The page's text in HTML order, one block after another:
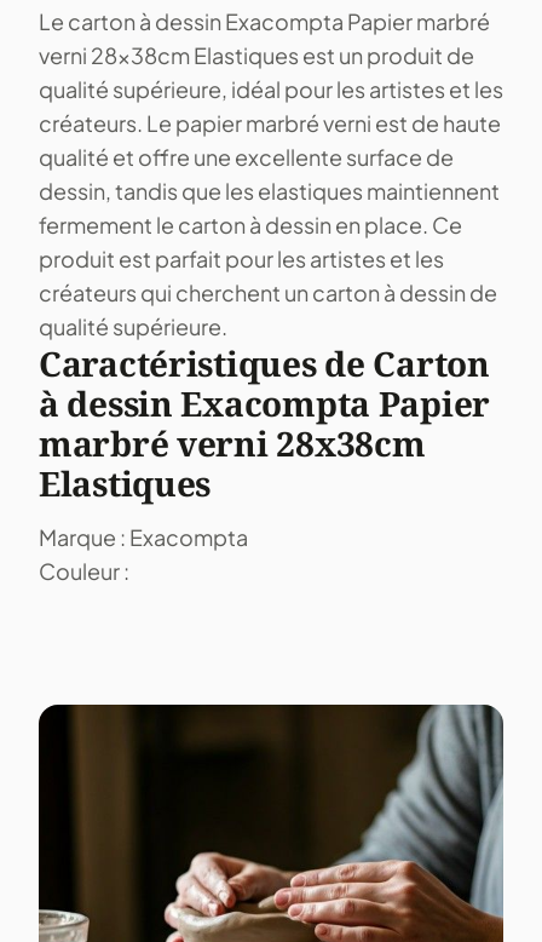
Le carton à dessin Exacompta Papier marbré
verni 28x38cm Elastiques est un produit de
qualité supérieure, idéal pour les artistes et les
créateurs. Le papier marbré verni est de haute
qualité et offre une excellente surface de
dessin, tandis que les elastiques maintiennent
fermement le carton à dessin en place. Ce
produit est parfait pour les artistes et les
créateurs qui cherchent un carton à dessin de
qualité supérieure.
Caractéristiques de Carton
à dessin Exacompta Papier
marbré verni 28x38cm
Elastiques
Marque : Exacompta
Couleur :